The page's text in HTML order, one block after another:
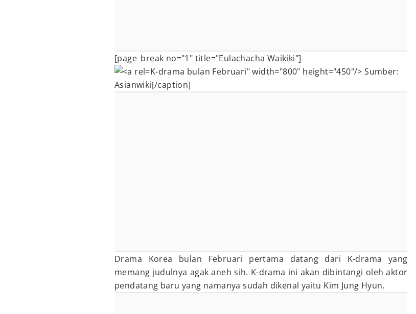
[page_break no="1" title="Eulachacha Waikiki"]
K-drama bulan Februari" width="800" height="450"/> Sumber:
Asianwiki[/caption]
Drama Korea bulan Februari pertama datang dari K-drama yang
memang judulnya agak aneh sih. K-drama ini akan dibintangi oleh aktor
pendatang baru yang namanya sudah dikenal yaitu Kim Jung Hyun.